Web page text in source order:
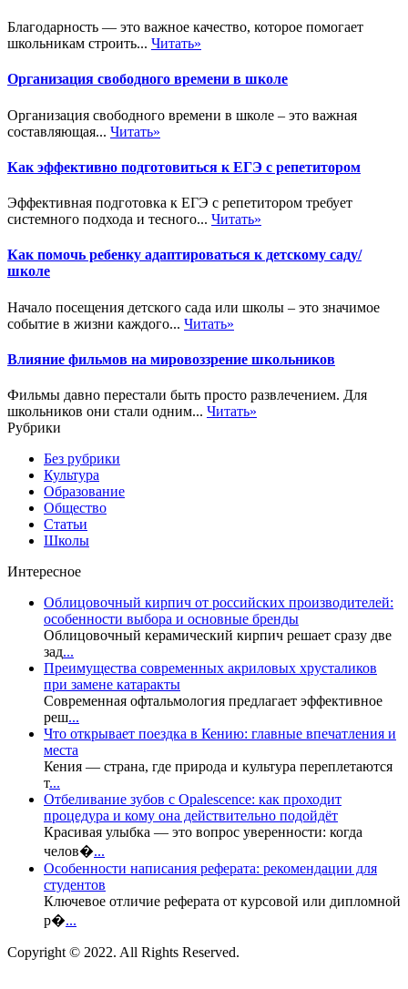
Благодарность — это важное качество, которое помогает
школьникам строить... Читать»
Организация свободного времени в школе
Организация свободного времени в школе – это важная
составляющая... Читать»
Как эффективно подготовиться к ЕГЭ с репетитором
Эффективная подготовка к ЕГЭ с репетитором требует
системного подхода и тесного... Читать»
Как помочь ребенку адаптироваться к детскому саду/
школе
Начало посещения детского сада или школы – это значимое
событие в жизни каждого... Читать»
Влияние фильмов на мировоззрение школьников
Фильмы давно перестали быть просто развлечением. Для
школьников они стали одним... Читать»
Рубрики
Без рубрики
Культура
Образование
Общество
Статьи
Школы
Интересное
Облицовочный кирпич от российских производителей:
особенности выбора и основные бренды
Облицовочный керамический кирпич решает сразу две
зад...
Преимущества современных акриловых хрусталиков
при замене катаракты
Современная офтальмология предлагает эффективное
реш...
Что открывает поездка в Кению: главные впечатления и
места
Кения — страна, где природа и культура переплетаются
т...
Отбеливание зубов с Opalescence: как проходит
процедура и кому она действительно подойдёт
Красивая улыбка — это вопрос уверенности: когда
челов�...
Особенности написания реферата: рекомендации для
студентов
Ключевое отличие реферата от курсовой или дипломной
р�...
Copyright © 2022. All Rights Reserved.